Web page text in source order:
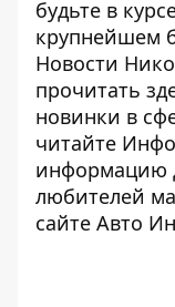
будьте в
крупнейшем
Новости
прочитать
новинки в
читайте
информацию
любителей
сайте Авто